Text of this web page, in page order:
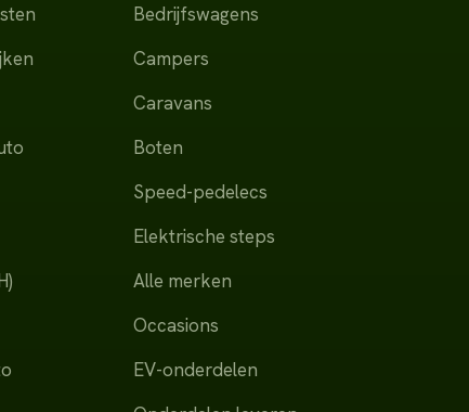
Bedrijfswagens
Campers
Caravans
Boten
Speed-pedelecs
Elektrische steps
Alle merken
Occasions
EV-onderdelen